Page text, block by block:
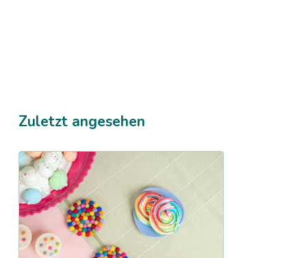
Zuletzt angesehen